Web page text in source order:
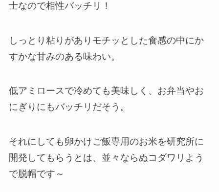
士なので相性バッチリ！
しっとり粘りがあり モチッとした食感の中にか
すかな甘みのある味わい。
低アミロースで冷めても美味しく、お弁当やお
にぎりにもバッチリだそう。
それにしても卵かけご飯専用のお米を研究所に
開発してもらうとは、並々ならぬコダワリよう
で脱帽です～